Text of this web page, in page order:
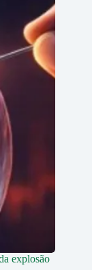
explosão